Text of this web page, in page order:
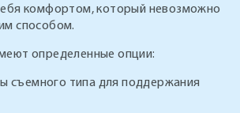
комфортом, который невозможно
способом.
определенные опции:
съемного типа для поддержания